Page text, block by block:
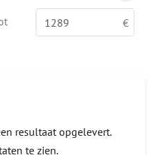
resultaat opgelevert.
te zien.